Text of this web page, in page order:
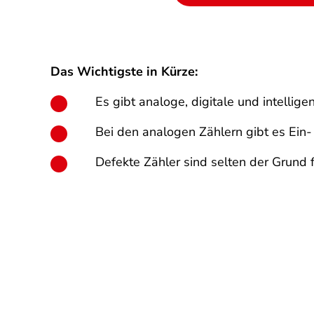
Das Wichtigste in Kürze:
Es gibt analoge, digitale und
Bei den analogen Zählern gibt es
Defekte Zähler sind selten der Grund